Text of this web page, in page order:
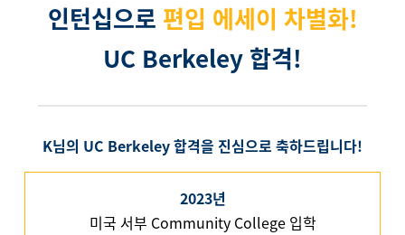
인턴십으로 편입 에세이 차별화!
UC Berkeley 합격!
K님의 UC Berkeley 합격을 진심으로 축하드립니다!
2023년
미국 서부 Community College 입학